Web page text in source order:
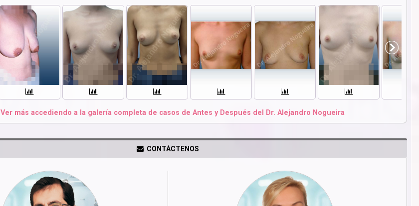
Ver más accediendo a la galería completa de casos de Antes y Después del Dr. Alejandro Nogueira
CONTÁCTENOS